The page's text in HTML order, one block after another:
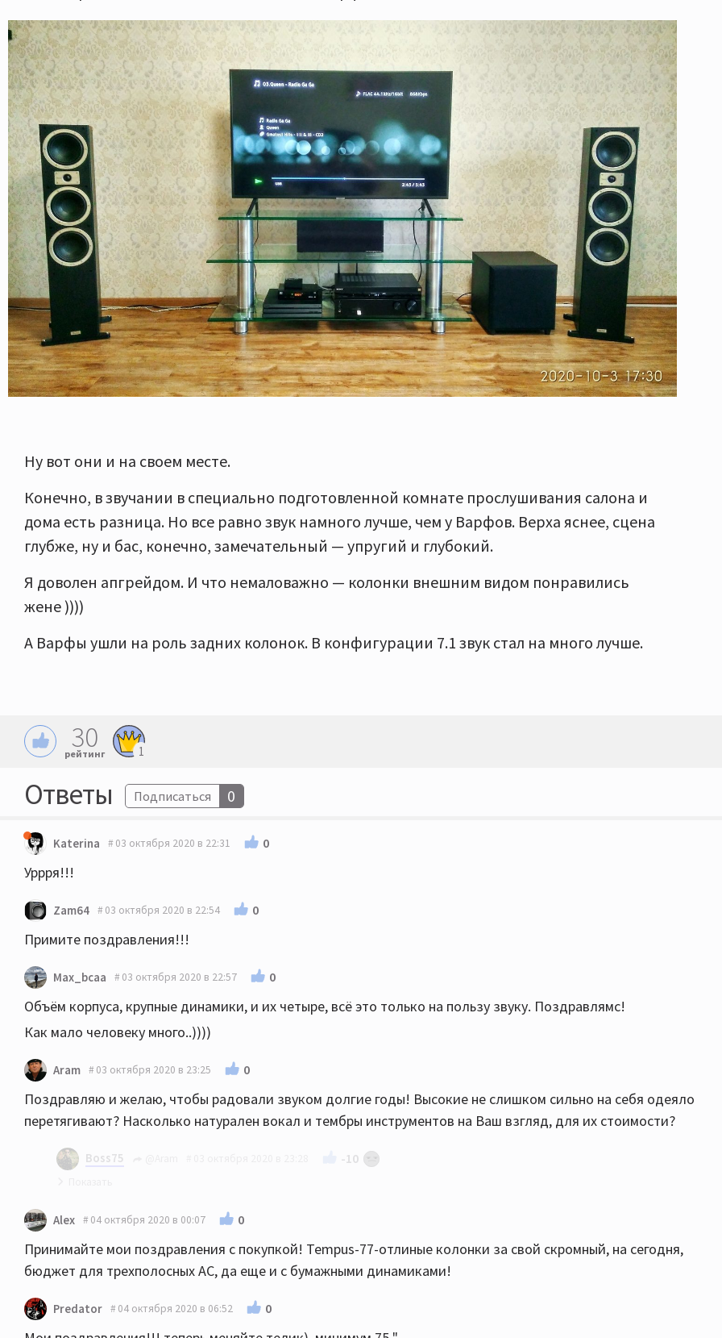
Ну вот они и на своем месте.
Конечно, в звучании в специально подготовленной комнате прослушивания салона и
дома есть разница. Но все равно звук намного лучше, чем у Варфов. Верха яснее, сцена
глубже, ну и бас, конечно, замечательный — упругий и глубокий.
Я доволен апгрейдом. И что немаловажно — колонки внешним видом понравились
жене ))))
А Варфы ушли на роль задних колонок. В конфигурации 7.1 звук стал на много лучше.
30
рейтинг 1
Ответы Подписаться 0
Katerina 03 октября 2020 в 22:31 0
Уррря!!!
Zam64 03 октября 2020 в 22:54 0
Примите поздравления!!!
Max_bcaa 03 октября 2020 в 22:57 0
Объём корпуса, крупные динамики, и их четыре, всё это только на пользу звуку. Поздравлямс!
Как мало человеку много..))))
Aram 03 октября 2020 в 23:25 0
Поздравляю и желаю, чтобы радовали звуком долгие годы! Высокие не слишком сильно на себя одеяло
перетягивают? Насколько натурален вокал и тембры инструментов на Ваш взгляд, для их стоимости?
Boss75 -10
в магнатах высокие не выпячиваются. нельзя сказать, что их больше, чем надо.
из всех этих напольников больше всего Магнаты мне показались оптимальными по звучанию
Alex 04 октября 2020 в 00:07 0
Принимайте мои поздравления с покупкой! Tempus-77-отлиные колонки за свой скромный, на сегодня,
бюджет для трехполосных АС, да еще и с бумажными динамиками!
Predator 04 октября 2020 в 06:52 0